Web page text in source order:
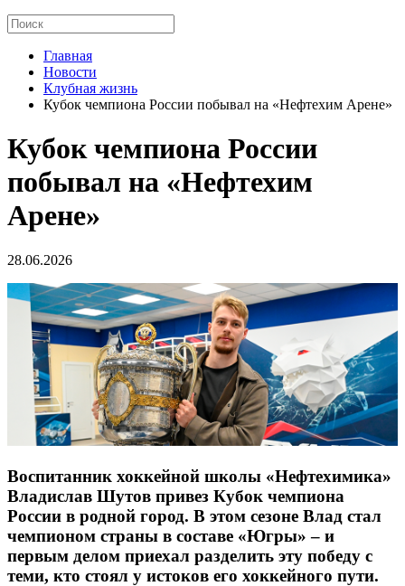
Главная
Новости
Клубная жизнь
Кубок чемпиона России побывал на «Нефтехим Арене»
Кубок чемпиона России
побывал на «Нефтехим
Арене»
28.06.2026
Воспитанник хоккейной школы «Нефтехимика»
Владислав Шутов привез Кубок чемпиона
России в родной город. В этом сезоне Влад стал
чемпионом страны в составе «Югры» – и
первым делом приехал разделить эту победу с
теми, кто стоял у истоков его хоккейного пути.